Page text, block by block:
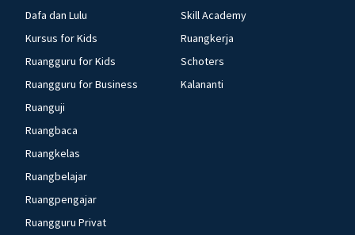
Dafa dan Lulu
Kursus for Kids
Ruangguru for Kids
Ruangguru for Business
Ruanguji
Ruangbaca
Ruangkelas
Ruangbelajar
Ruangpengajar
Ruangguru Privat
Skill Academy
Ruangkerja
Schoters
Kalananti